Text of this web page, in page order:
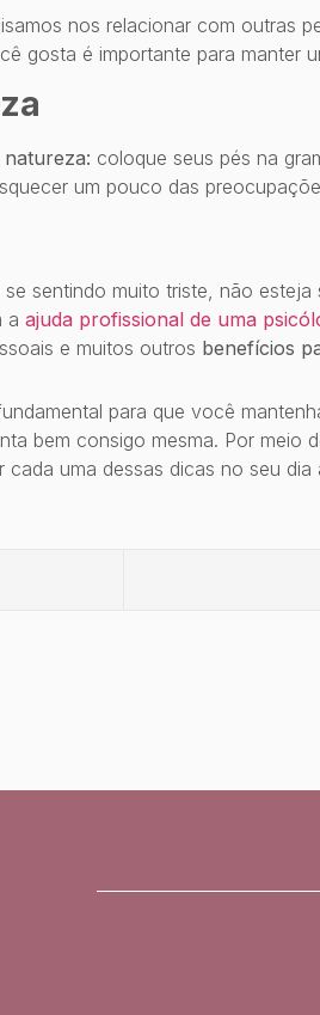
nos relacionar com outras
gosta é importante para manter
coloque seus pés na
um pouco das
sentindo muito triste, não
a ajuda profissional de uma
e muitos outros benefícios
para que você
bem consigo mesma. Por meio
uma dessas dicas no seu dia